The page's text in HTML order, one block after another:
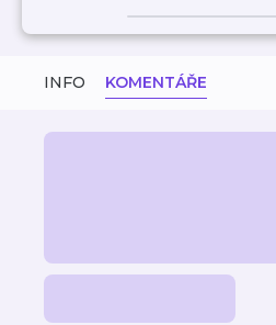
INFO KOMENTÁŘE